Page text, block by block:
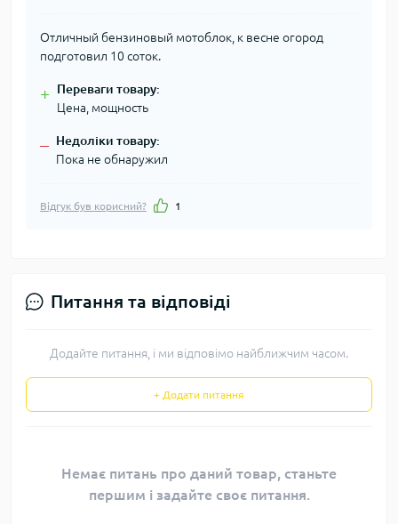
Отличный бензиновый мотоблок, к весне огород
подготовил 10 соток.
+ Переваги товару:
Цена, мощность
– Недоліки товару:
Пока не обнаружил
Відгук був корисний? 1
Питання та відповіді
Додайте питання, і ми відповімо найближчим часом.
+ Додати питання
Немає питань про даний товар, станьте
першим і задайте своє питання.